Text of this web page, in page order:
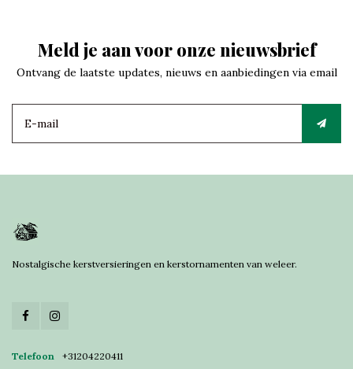
Meld je aan voor onze nieuwsbrief
Ontvang de laatste updates, nieuws en aanbiedingen via email
Nostalgische kerstversieringen en kerstornamenten van weleer.
Telefoon
+31204220411